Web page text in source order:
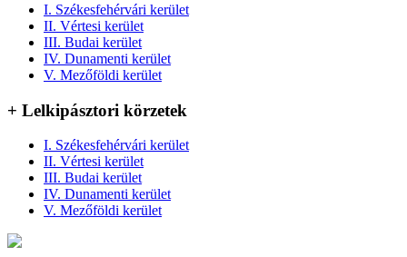
I. Székesfehérvári kerület
II. Vértesi kerület
III. Budai kerület
IV. Dunamenti kerület
V. Mezőföldi kerület
+ Lelkipásztori körzetek
I. Székesfehérvári kerület
II. Vértesi kerület
III. Budai kerület
IV. Dunamenti kerület
V. Mezőföldi kerület